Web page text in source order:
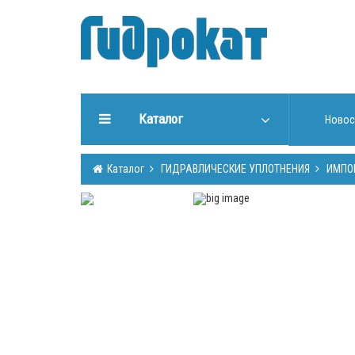
Каталог
ГИДРАВЛИЧЕСКИЕ
УПЛОТНЕНИЯ
Каталог ГИДРАВЛИЧЕСКИЕ УПЛОТНЕНИЯ